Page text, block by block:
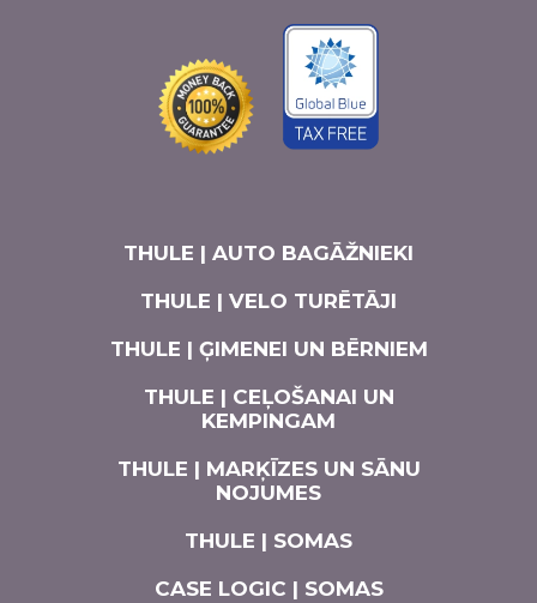
THULE | AUTO BAGĀŽNIEKI
THULE | VELO TURĒTĀJI
THULE | ĢIMENEI UN BĒRNIEM
THULE | CEĻOŠANAI UN
KEMPINGAM
THULE | MARĶĪZES UN SĀNU
NOJUMES
THULE | SOMAS
CASE LOGIC | SOMAS